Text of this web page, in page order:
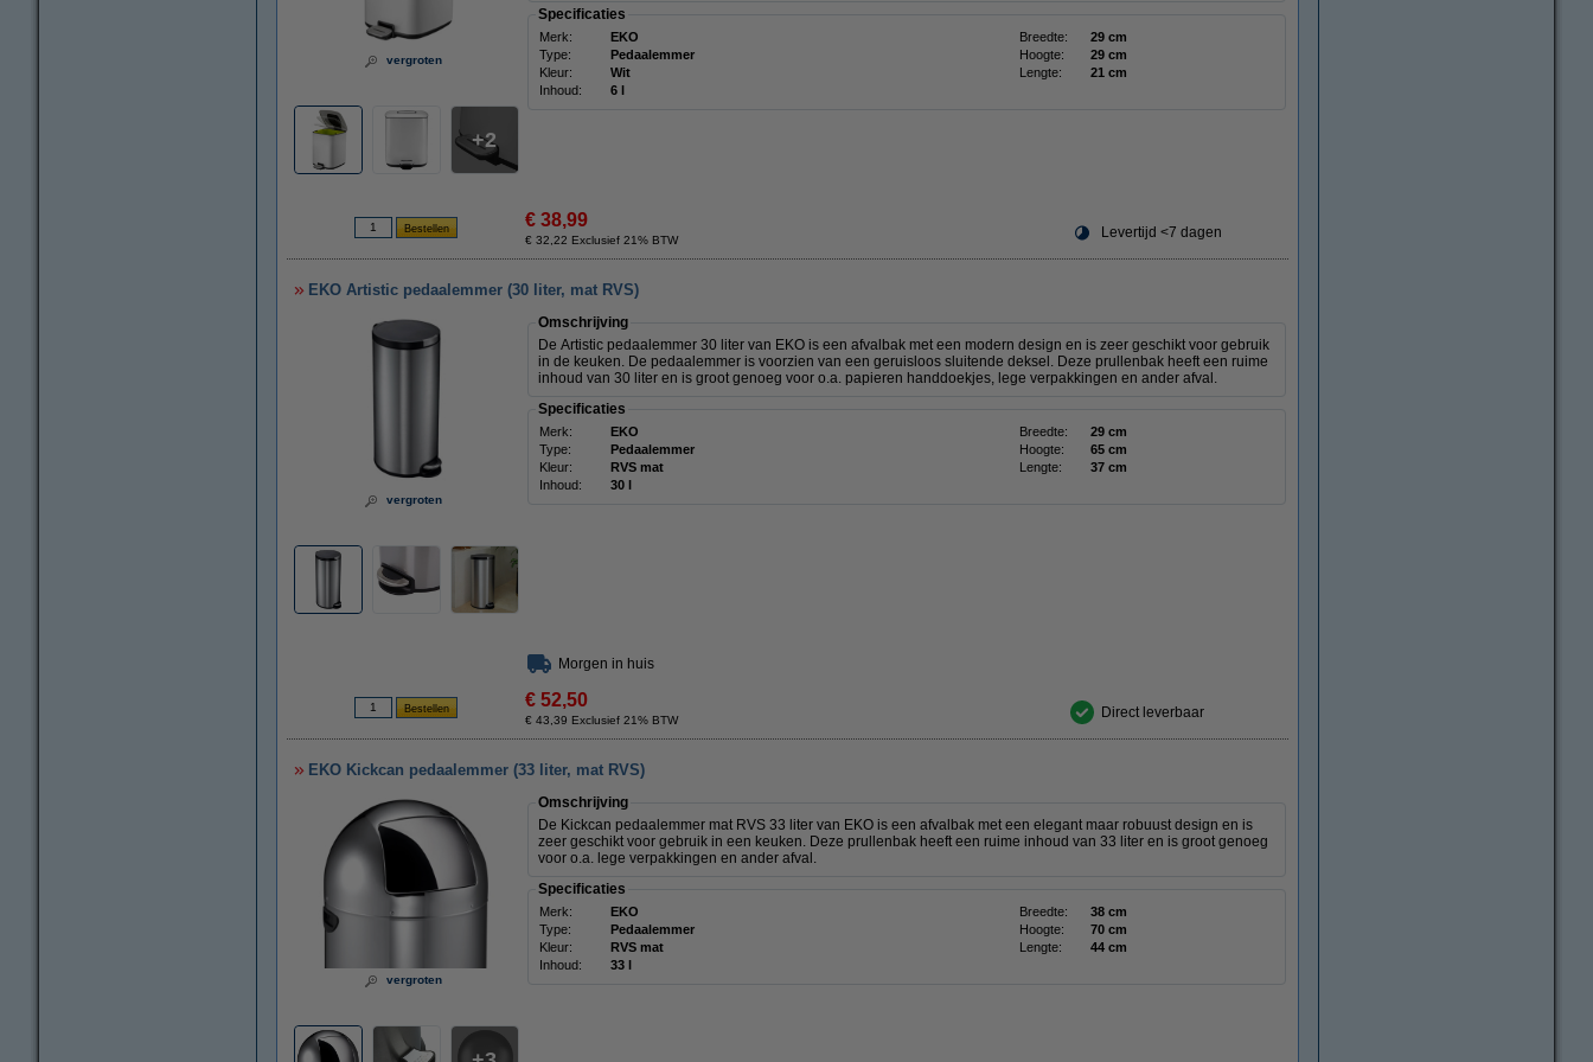
vergroten
2
Specificaties
Merk: EKO Breedte:
29 cm
Type:
Pedaalemmer Hoogte:
29 cm
Kleur:
Wit Lengte:
21 cm
Inhoud:
6 l
€ 38,99
€ 32,22 Exclusief 21% BTW Levertijd <7 dagen
EKO Artistic pedaalemmer (30 liter, mat RVS)
vergroten
Omschrijving
De Artistic pedaalemmer 30 liter van EKO is een afvalbak met een modern design en is zeer geschikt voor gebruik
in de keuken. De pedaalemmer is voorzien van een geruisloos sluitende deksel. Deze prullenbak heeft een ruime
inhoud van 30 liter en is groot genoeg voor o.a. papieren handdoekjes, lege verpakkingen en ander afval.
Specificaties
Merk: EKO Breedte:
29 cm
Type:
Pedaalemmer Hoogte:
65 cm
Kleur:
RVS mat Lengte:
37 cm
Inhoud:
30 l
Morgen in huis
€ 52,50
€ 43,39 Exclusief 21% BTW Direct leverbaar
EKO Kickcan pedaalemmer (33 liter, mat RVS)
vergroten
Omschrijving
De Kickcan pedaalemmer mat RVS 33 liter van EKO is een afvalbak met een elegant maar robuust design en is
zeer geschikt voor gebruik in een keuken. Deze prullenbak heeft een ruime inhoud van 33 liter en is groot genoeg
voor o.a. lege verpakkingen en ander afval.
Specificaties
Merk: EKO Breedte:
38 cm
Type:
Pedaalemmer Hoogte:
70 cm
Kleur:
RVS mat Lengte:
44 cm
Inhoud:
33 l